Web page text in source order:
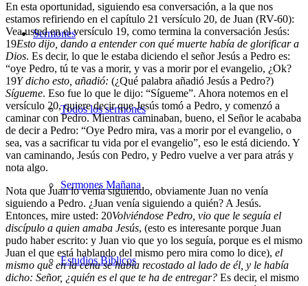
Sermones
Todos los sermones
Sermones Mañana
Estudios Bíblicos
En esta oportunidad, siguiendo esa conversación, a la que nos
estamos refiriendo en el capítulo 21 versículo 20, de Juan (RV-60):
Vea usted en el versículo 19, como termina la conversación Jesús:
19Esto dijo, dando a entender con qué muerte había de glorificar a
Dios. Es decir, lo que le estaba diciendo el señor Jesús a Pedro es:
“oye Pedro, tú te vas a morir, y vas a morir por el evangelio, ¿Ok?
19Y dicho esto, añadió: (¿Qué palabra añadió Jesús a Pedro?)
Sígueme. Eso fue lo que le dijo: “Sígueme”. Ahora notemos en el
versículo 20, quiere decir que Jesús tomó a Pedro, y comenzó a
caminar con Pedro. Mientras caminaban, bueno, el Señor le acababa
de decir a Pedro: “Oye Pedro mira, vas a morir por el evangelio, o
sea, vas a sacrificar tu vida por el evangelio”, eso le está diciendo. Y
van caminando, Jesús con Pedro, y Pedro vuelve a ver para atrás y
nota algo.
Nota que Juan lo venía siguiendo, obviamente Juan no venía
siguiendo a Pedro. ¿Juan venía siguiendo a quién? A Jesús.
Entonces, mire usted: 20Volviéndose Pedro, vio que le seguía el
discípulo a quien amaba Jesús, (esto es interesante porque Juan
pudo haber escrito: y Juan vio que yo los seguía, porque es el mismo
Juan el que está hablando del mismo pero mira como lo dice), el
mismo que en la cena se había recostado al lado de él, y le había
dicho: Señor, ¿quién es el que te ha de entregar? Es decir, el mismo